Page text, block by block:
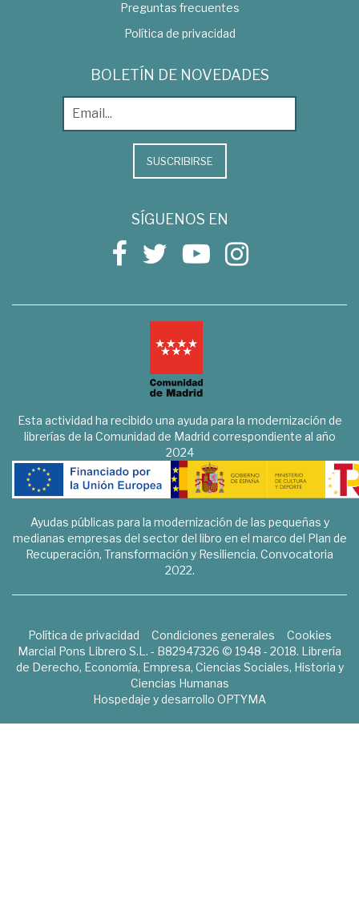
Preguntas frecuentes
Política de privacidad
BOLETÍN DE NOVEDADES
SUSCRIBIRSE
SÍGUENOS EN
Esta actividad ha recibido una ayuda para la modernización de
librerías de la Comunidad de Madrid correspondiente al año
2024
Ayudas públicas para la modernización de las pequeñas y
medianas empresas del sector del libro en el marco del Plan de
Recuperación, Transformación y Resiliencia. Convocatoria
2022.
Política de privacidad Condiciones generales
Cookies
Marcial Pons Librero S.L. - B82947326 © 1948 - 2018. Librería
de Derecho, Economía, Empresa, Ciencias Sociales, Historia y
Ciencias Humanas
Hospedaje y desarrollo OPTYMA